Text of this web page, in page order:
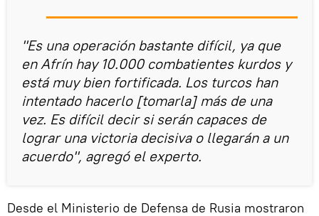
"Es una operación bastante difícil, ya que
en Afrín hay 10.000 combatientes kurdos y
está muy bien fortificada. Los turcos han
intentado hacerlo [tomarla] más de una
vez. Es difícil decir si serán capaces de
lograr una victoria decisiva o llegarán a un
acuerdo", agregó el experto.
Desde el Ministerio de Defensa de Rusia mostraron